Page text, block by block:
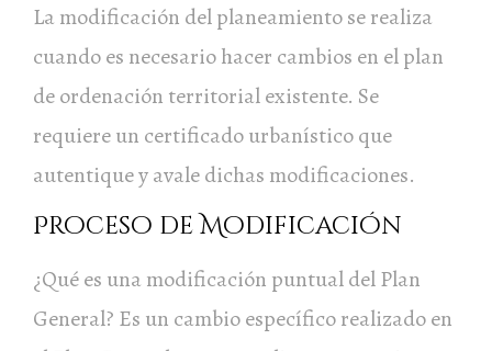
La modificación del planeamiento se realiza
cuando es necesario hacer cambios en el plan
de ordenación territorial existente. Se
requiere un certificado urbanístico que
autentique y avale dichas modificaciones.
Proceso de Modificación
¿Qué es una modificación puntual del Plan
General? Es un cambio específico realizado en